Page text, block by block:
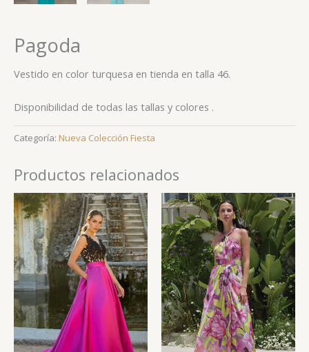
Pagoda
Vestido en color turquesa en tienda en talla 46.
Disponibilidad de todas las tallas y colores .
Categoría: Nueva Colección Fiesta
Productos relacionados